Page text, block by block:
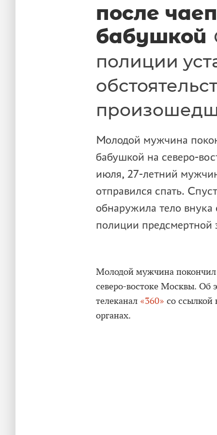
после
бабушкой
полиции
Молодой мужчина
бабушкой на северо-
июля, 27-летний
отправился спать.
обнаружила тело
полиции
Молодой мужчина покончил
северо-востоке Москвы. Об
телеканал «360» со ссылкой
органах.